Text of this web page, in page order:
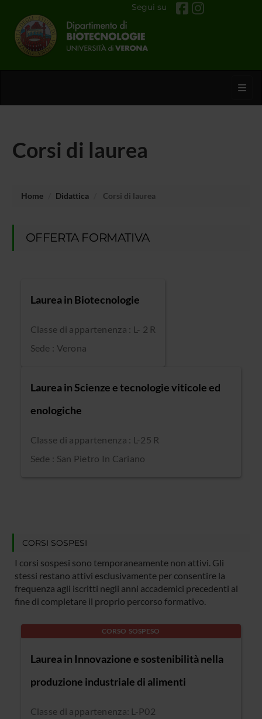
Segui su
Corsi di laurea
Home Didattica Corsi di laurea
OFFERTA FORMATIVA
Laurea in Biotecnologie
Classe di appartenenza : L- 2 R
Sede : Verona
Laurea in Scienze e tecnologie viticole ed
enologiche
Classe di appartenenza : L-25 R
Sede : San Pietro In Cariano
CORSI SOSPESI
I corsi sospesi sono temporaneamente non attivi. Gli
stessi restano attivi esclusivamente per consentire la
frequenza agli iscritti negli anni accademici precedenti al
fine di completare il proprio percorso formativo.
CORSO SOSPESO
Laurea in Innovazione e sostenibilità nella
produzione industriale di alimenti
Classe di appartenenza: L-P02